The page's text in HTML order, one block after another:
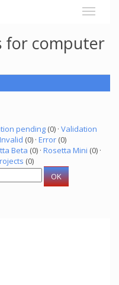
for computer
pending (0) · Validation
Invalid (0) · Error (0)
Beta (0) · Rosetta Mini (0) ·
(0)